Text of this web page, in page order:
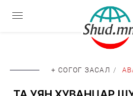
+ СОГОГ ЗАСАЛ /